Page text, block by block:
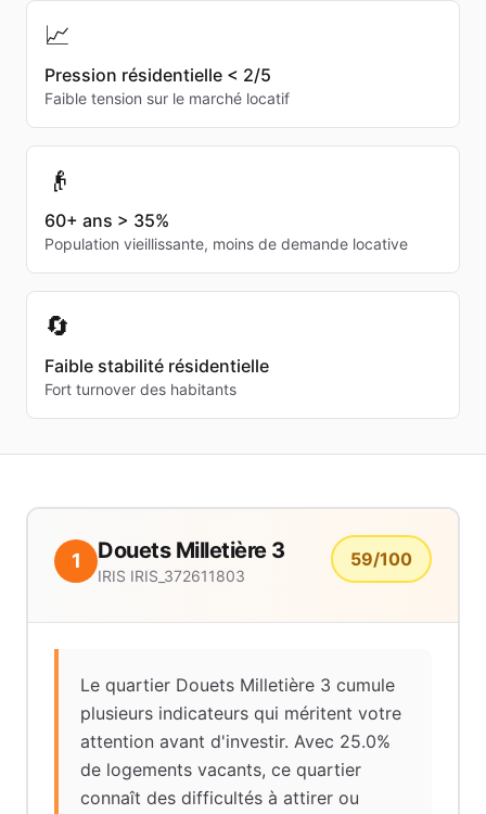
📈
Pression résidentielle < 2/5
Faible tension sur le marché locatif
👴
60+ ans > 35%
Population vieillissante, moins de demande locative
🔄
Faible stabilité résidentielle
Fort turnover des habitants
1 Douets Milletière 3
IRIS IRIS_372611803
59/100
Le quartier Douets Milletière 3 cumule
plusieurs indicateurs qui méritent votre
attention avant d'investir. Avec 25.0%
de logements vacants, ce quartier
connaît des difficultés à attirer ou